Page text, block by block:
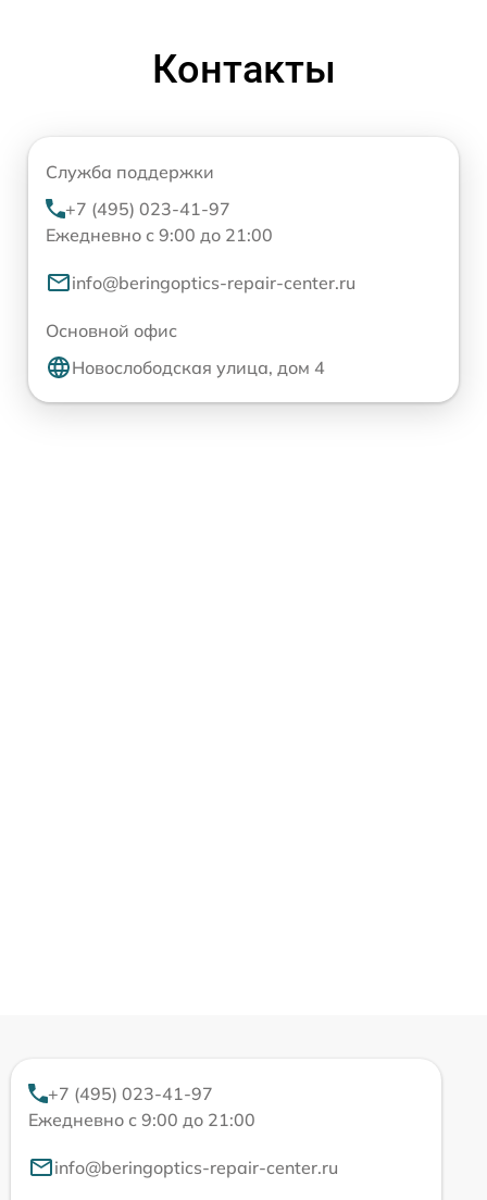
Контакты
Служба поддержки
+7 (495) 023-41-97
Ежедневно с 9:00 до 21:00
info@beringoptics-repair-center.ru
Основной офис
Новослободская улица, дом 4
+7 (495) 023-41-97
Ежедневно с 9:00 до 21:00
info@beringoptics-repair-center.ru